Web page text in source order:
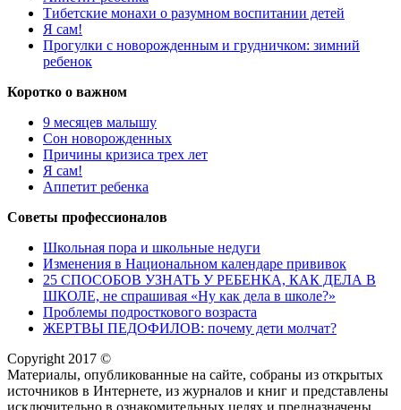
Тибетские монахи о разумном воспитании детей
Я сам!
Прогулки с новорожденным и грудничком: зимний
ребенок
Коротко о важном
9 месяцев малышу
Сон новорожденных
Причины кризиса трех лет
Я сам!
Аппетит ребенка
Советы профессионалов
Школьная пора и школьные недуги
Изменения в Национальном календаре прививок
25 СПОСОБОВ УЗНАТЬ У РЕБЕНКА, КАК ДЕЛА В
ШКОЛЕ, не спрашивая «Ну как дела в школе?»
Проблемы подросткового возраста
ЖЕРТВЫ ПЕДОФИЛОВ: почему дети молчат?
Copyright 2017 ©
Материалы, опубликованные на сайте, собраны из открытых
источников в Интернете, из журналов и книг и представлены
исключительно в ознакомительных целях и предназначены